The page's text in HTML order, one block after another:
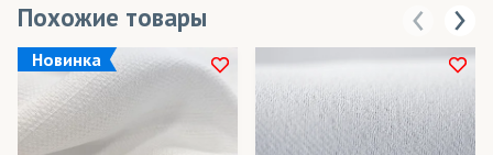
Похожие товары
Новинка